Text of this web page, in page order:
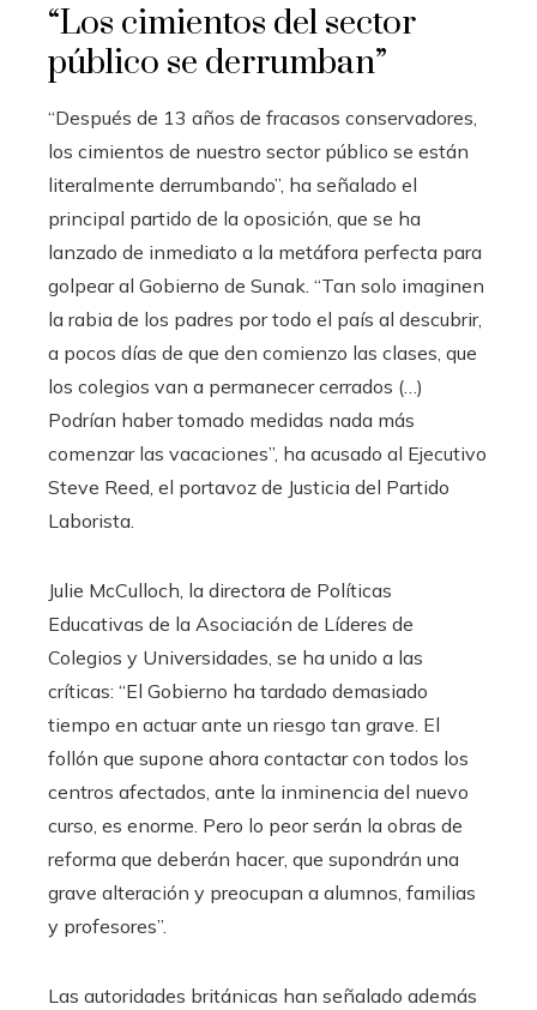
“Los cimientos del sector
público se derrumban”
“Después de 13 años de fracasos conservadores,
los cimientos de nuestro sector público se están
literalmente derrumbando”, ha señalado el
principal partido de la oposición, que se ha
lanzado de inmediato a la metáfora perfecta para
golpear al Gobierno de Sunak. “Tan solo imaginen
la rabia de los padres por todo el país al descubrir,
a pocos días de que den comienzo las clases, que
los colegios van a permanecer cerrados (…)
Podrían haber tomado medidas nada más
comenzar las vacaciones”, ha acusado al Ejecutivo
Steve Reed, el portavoz de Justicia del Partido
Laborista.
Julie McCulloch, la directora de Políticas
Educativas de la Asociación de Líderes de
Colegios y Universidades, se ha unido a las
críticas: “El Gobierno ha tardado demasiado
tiempo en actuar ante un riesgo tan grave. El
follón que supone ahora contactar con todos los
centros afectados, ante la inminencia del nuevo
curso, es enorme. Pero lo peor serán la obras de
reforma que deberán hacer, que supondrán una
grave alteración y preocupan a alumnos, familias
y profesores”.
Las autoridades británicas han señalado además